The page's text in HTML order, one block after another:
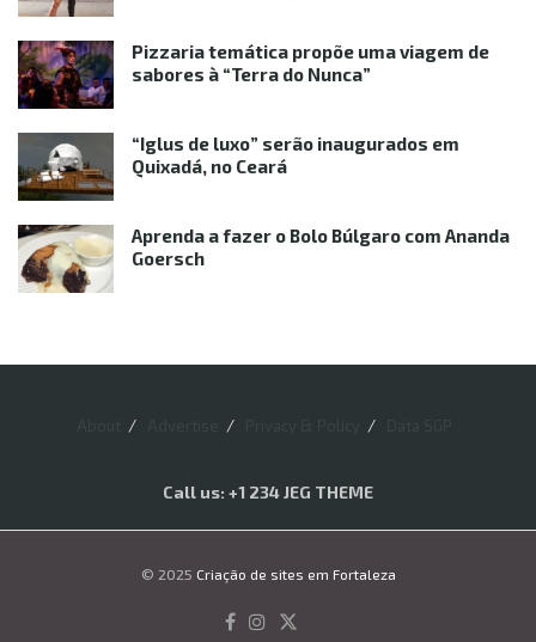
Pizzaria temática propõe uma viagem de
sabores à “Terra do Nunca”
“Iglus de luxo” serão inaugurados em
Quixadá, no Ceará
Aprenda a fazer o Bolo Búlgaro com Ananda
Goersch
Call us: +1 234 JEG THEME
© 2025 Criação de sites em Fortaleza